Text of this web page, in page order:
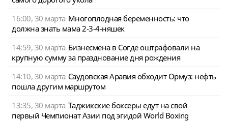
16:00, 30 марта Многоплодная беременность: что
должна знать мама 2-3-4-няшек
14:59, 30 марта Бизнесмена в Согде оштрафовали на
крупную сумму за празднование дня рождения
14:10, 30 марта Саудовская Аравия обходит Ормуз: нефть
пошла другим маршрутом
13:35, 30 марта Таджикские боксеры едут на свой
первый Чемпионат Азии под эгидой World Boxing